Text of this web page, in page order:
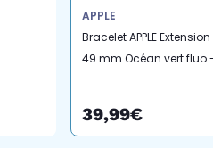
APPLE
Bracelet APPLE Extension
49 mm Océan vert fluo -
39,99€